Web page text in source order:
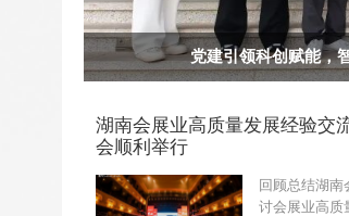
党建引领科创赋能，
湖南会展业高质量发展经验交
会顺利举行
回顾总结湖南
讨会展业高质